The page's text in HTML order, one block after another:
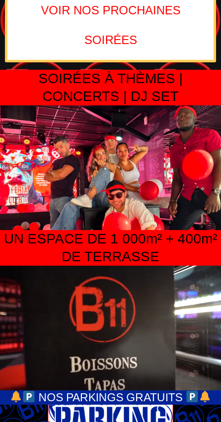
VOIR NOS PROCHAINES
SOIRÉES
SOIRÉES À THÈMES |
CONCERTS | DJ SET
UN ESPACE DE 1 000m² + 400m²
DE TERRASSE
NOS PARKINGS GRATUITS